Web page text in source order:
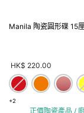
Manila 陶瓷圓形碟 15
HK$ 220.00
+2
正價陶瓷產品 /